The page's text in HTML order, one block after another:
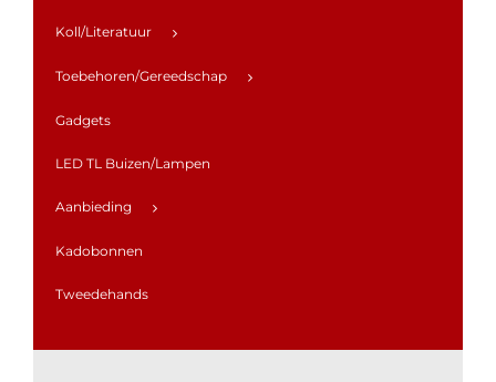
Koll/Literatuur
Toebehoren/Gereedschap
Gadgets
LED TL Buizen/Lampen
Aanbieding
Kadobonnen
Tweedehands